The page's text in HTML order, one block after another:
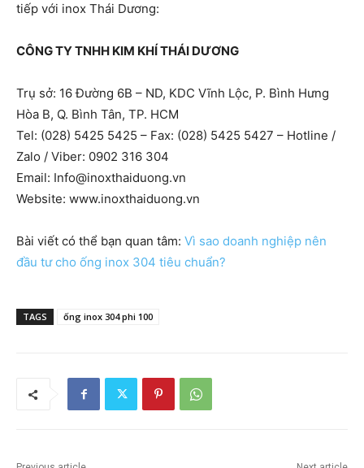
tiếp với inox Thái Dương:
CÔNG TY TNHH KIM KHÍ THÁI DƯƠNG
Trụ sở: 16 Đường 6B – ND, KDC Vĩnh Lộc, P. Bình Hưng
Hòa B, Q. Bình Tân, TP. HCM
Tel: (028) 5425 5425 – Fax: (028) 5425 5427 – Hotline /
Zalo / Viber: 0902 316 304
Email: Info@inoxthaiduong.vn
Website: www.inoxthaiduong.vn
Bài viết có thể bạn quan tâm: Vì sao doanh nghiệp nên
đầu tư cho ống inox 304 tiêu chuẩn?
TAGS ống inox 304 phi 100